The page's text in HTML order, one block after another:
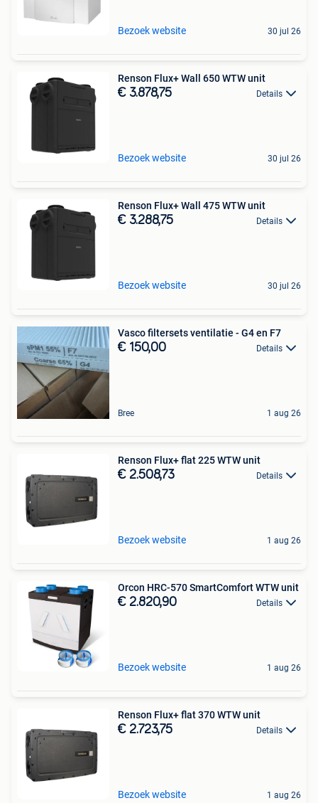
Bezoek website 30 jul 26
Renson Flux+ Wall 650 WTW unit
€ 3.878,75 Details
Bezoek website 30 jul 26
Renson Flux+ Wall 475 WTW unit
€ 3.288,75 Details
Bezoek website 30 jul 26
Vasco filtersets ventilatie - G4 en F7
€ 150,00 Details
Bree 1 aug 26
Renson Flux+ flat 225 WTW unit
€ 2.508,73 Details
Bezoek website 1 aug 26
Orcon HRC-570 SmartComfort WTW unit
€ 2.820,90 Details
Bezoek website 1 aug 26
Renson Flux+ flat 370 WTW unit
€ 2.723,75 Details
Bezoek website 1 aug 26